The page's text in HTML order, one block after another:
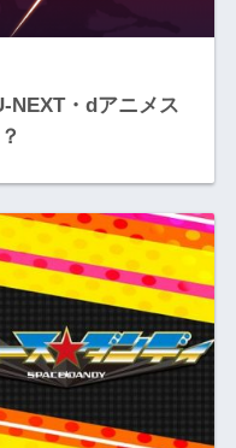
NEXT・dアニメス